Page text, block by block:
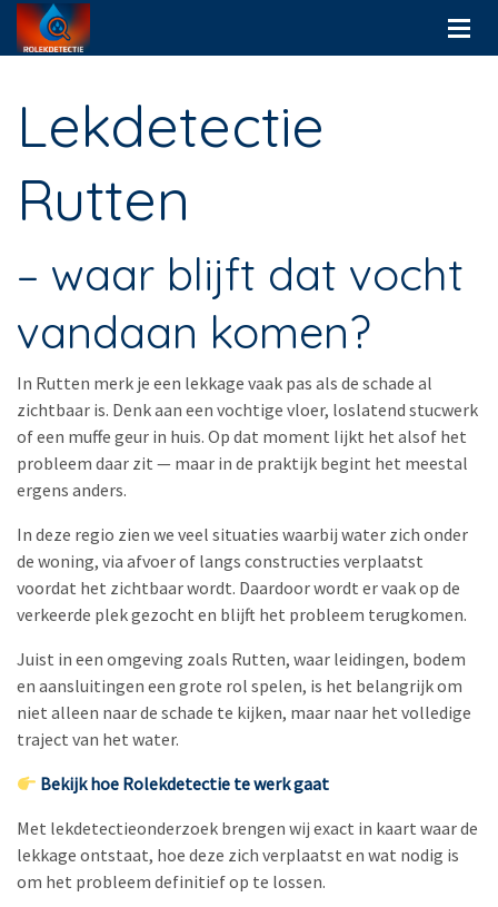
Lekdetectie
Rutten
– waar blijft dat vocht
vandaan komen?
In Rutten merk je een lekkage vaak pas als de schade al
zichtbaar is. Denk aan een vochtige vloer, loslatend stucwerk
of een muffe geur in huis. Op dat moment lijkt het alsof het
probleem daar zit — maar in de praktijk begint het meestal
ergens anders.
In deze regio zien we veel situaties waarbij water zich onder
de woning, via afvoer of langs constructies verplaatst
voordat het zichtbaar wordt. Daardoor wordt er vaak op de
verkeerde plek gezocht en blijft het probleem terugkomen.
Juist in een omgeving zoals Rutten, waar leidingen, bodem
en aansluitingen een grote rol spelen, is het belangrijk om
niet alleen naar de schade te kijken, maar naar het volledige
traject van het water.
Bekijk hoe Rolekdetectie te werk gaat
Met lekdetectieonderzoek brengen wij exact in kaart waar de
lekkage ontstaat, hoe deze zich verplaatst en wat nodig is
om het probleem definitief op te lossen.